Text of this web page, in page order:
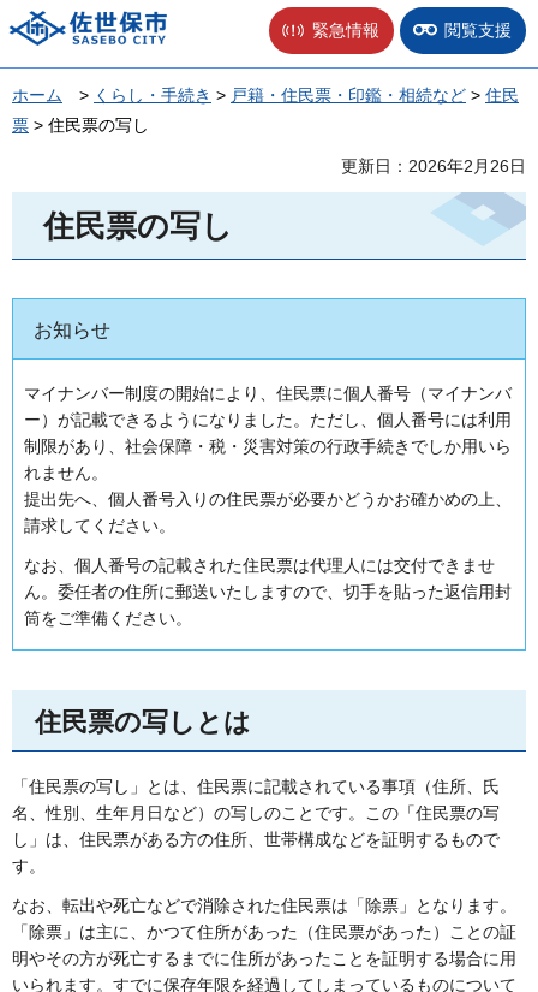
佐世保市 緊急情報 閲覧支援
ホーム > くらし・手続き > 戸籍・住民票・印鑑・相続など > 住民
票 > 住民票の写し
更新日：2026年2月26日
住民票の写し
お知らせ
マイナンバー制度の開始により、住民票に個人番号（マイナンバ
ー）が記載できるようになりました。ただし、個人番号には利用
制限があり、社会保障・税・災害対策の行政手続きでしか用いら
れません。
提出先へ、個人番号入りの住民票が必要かどうかお確かめの上、
請求してください。
なお、個人番号の記載された住民票は代理人には交付できませ
ん。委任者の住所に郵送いたしますので、切手を貼った返信用封
筒をご準備ください。
住民票の写しとは
「住民票の写し」とは、住民票に記載されている事項（住所、氏
名、性別、生年月日など）の写しのことです。この「住民票の写
し」は、住民票がある方の住所、世帯構成などを証明するもので
す。
なお、転出や死亡などで消除された住民票は「除票」となります。
「除票」は主に、かつて住所があった（住民票があった）ことの証
明やその方が死亡するまでに住所があったことを証明する場合に用
いられます。すでに保存年限を経過してしまっているものについて